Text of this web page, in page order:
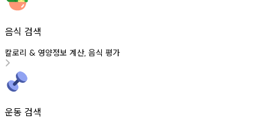
음식 검색
칼로리 & 영양정보 계산, 음식 평가
운동 검색